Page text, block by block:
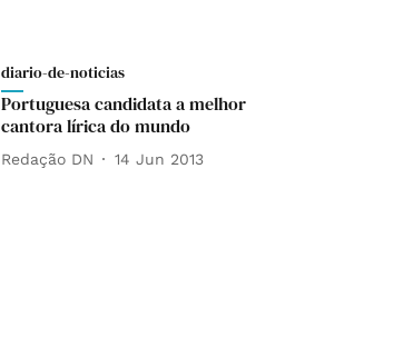
diario-de-noticias
Portuguesa candidata a melhor
cantora lírica do mundo
Redação DN 14 Jun 2013